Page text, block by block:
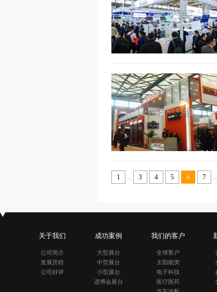
1 .. 3 4 5 6 7 ..
关于我们
公司简介
发展历程
公司好评
成功案例
大型展台
中型展台
小型展台
进博会展台
我们的客户
全球客户
太阳能类
电子科技
医疗医药